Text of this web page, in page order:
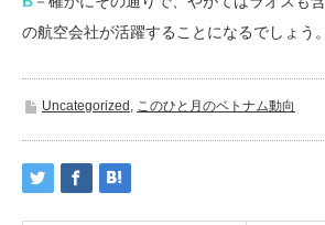
の航空会社が活躍することになるでしょう。
Uncategorized , このひと月のベトナム動向